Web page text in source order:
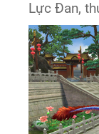
Lực Đan,